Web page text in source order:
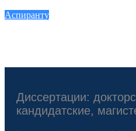
Аспиранту
Диссертации:
кандидатские,